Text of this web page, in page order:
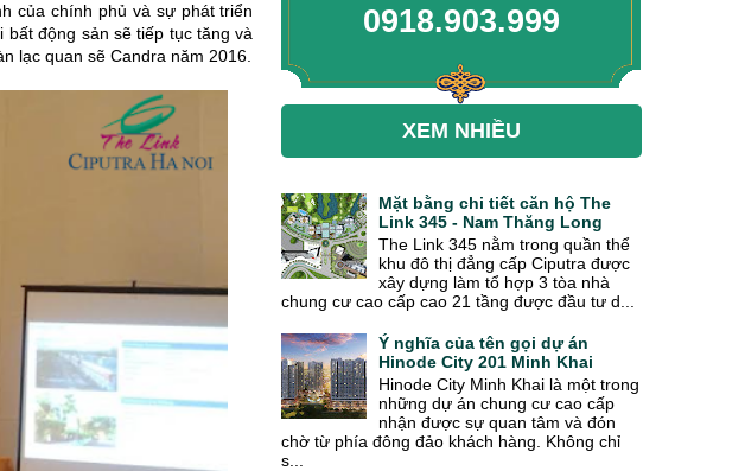
của chính phủ và sự phát triển
động sản sẽ tiếp tục tăng và
lạc quan sẽ Candra năm 2016.
0918.903.999
XEM NHIỀU
Mặt bằng chi tiết căn hộ The
Link 345 - Nam Thăng Long
The Link 345 nằm trong quần thể
khu đô thị đẳng cấp Ciputra được
xây dựng làm tổ hợp 3 tòa nhà
chung cư cao cấp cao 21 tầng được đầu tư d...
Ý nghĩa của tên gọi dự án
Hinode City 201 Minh Khai
Hinode City Minh Khai là một trong
những dự án chung cư cao cấp
nhận được sự quan tâm và đón
chờ từ phía đông đảo khách hàng. Không chỉ
s...